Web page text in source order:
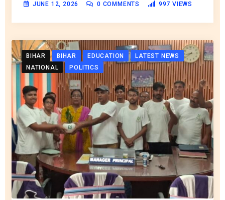
JUNE 12, 2026 0 COMMENTS 997 VIEWS
BIHAR BIHAR EDUCATION
LATEST NEWS
NATIONAL
POLITICS